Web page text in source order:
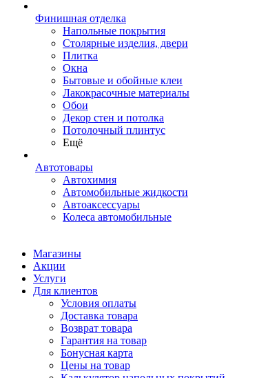
Финишная отделка
Напольные покрытия
Столярные изделия, двери
Плитка
Окна
Бытовые и обойные клеи
Лакокрасочные материалы
Обои
Декор стен и потолка
Потолочный плинтус
Ещё
Автотовары
Автохимия
Автомобильные жидкости
Автоаксессуары
Колеса автомобильные
Магазины
Акции
Услуги
Для клиентов
Условия оплаты
Доставка товара
Возврат товара
Гарантия на товар
Бонусная карта
Цены на товар